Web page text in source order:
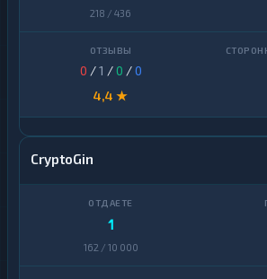
218 / 436
0 /1 /0 /0
4,4 ★
CryptoGin
1
162 / 10 000